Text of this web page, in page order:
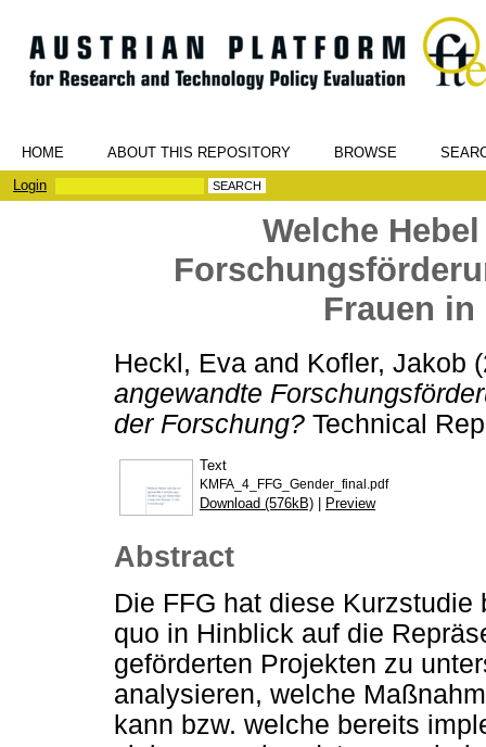
HOME ABOUT THIS REPOSITORY BROWSE
Login
Welche
Frauen
Heckl, Eva and Kofler, Jakob
angewandte
der Forschung? Technical
Text
KMFA_4_FFG_Gender_final.pdf
Download (576kB) | Preview
Abstract
Die FFG hat diese
quo in Hinblick auf die
geförderten Projekten zu
analysieren, welche
kann bzw. welche bereits